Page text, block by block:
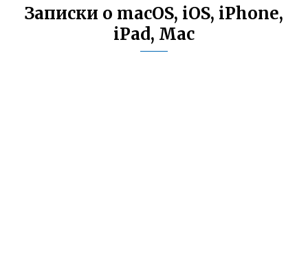
Записки о macOS, iOS, iPhone,
iPad, Mac